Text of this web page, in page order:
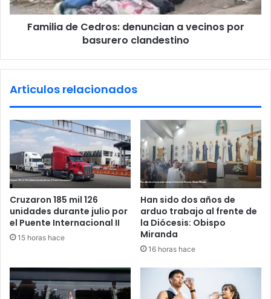
s
i
e
n
T
o
r
r
e
ó
d
u
e
s
u
n
c
i
a
n
v
c
i
n
Familia de Cedros: denuncian a vecinos por
basurero clandestino
Articulos relacionados
Cruzaron 185 mil 126
unidades durante julio por
el Puente Internacional II
15 horas hace
Han sido dos años de
arduo trabajo al frente de
la Diócesis: Obispo
Miranda
16 horas hace